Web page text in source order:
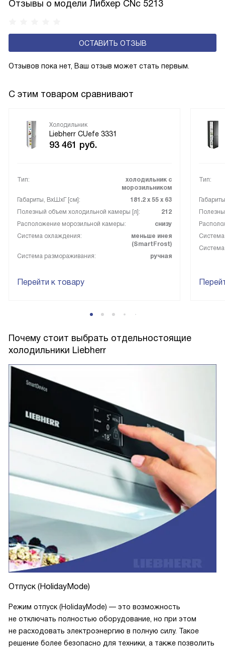
Отзывы о модели Либхер CNc 5213
ОСТАВИТЬ ОТЗЫВ
Отзывов пока нет, Ваш отзыв может стать первым.
С этим товаром сравнивают
Холодильник
Liebherr CUefe 3331
93 461 руб.
Тип:
холодильник с
морозильником
Габариты, ВxШxГ [см]:
181.2 х 55 х 63
Полезный объем холодильной камеры [л]:
212
Расположение морозильной камеры:
снизу
Система охлаждения:
меньше инея
(SmartFrost)
Система размораживания:
ручная
Перейти к товару
Тип:
Почему стоит выбрать отдельностоящие
холодильники Liebherr
Отпуск (HolidayMode)
Режим отпуск (HolidayMode) — это возможность
не отключать полностью оборудование, но при этом
не расходовать электроэнергию в полную силу. Такое
решение более безопасно для техники, а также позволить